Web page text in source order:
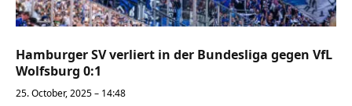
Hamburger SV verliert in der Bundesliga gegen VfL
Wolfsburg 0:1
25. October, 2025 – 14:48